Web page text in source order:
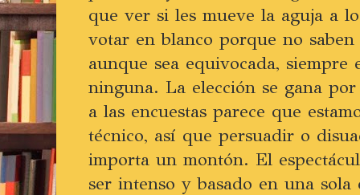
que ver si les mueve la aguja a
votar en blanco porque no
aunque sea equivocada,
ninguna. La elección se gana
a las encuestas parece que
técnico, así que persuadir o
importa un montón. El
ser intenso y basado en una sola